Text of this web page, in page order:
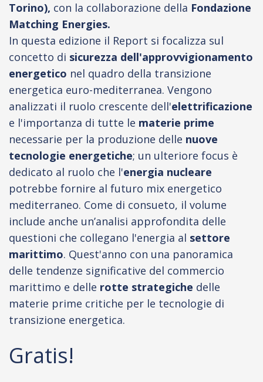
Torino), con la collaborazione della Fondazione
Matching Energies.
In questa edizione il Report si focalizza sul
concetto di sicurezza dell'approvvigionamento
energetico nel quadro della transizione
energetica euro-mediterranea. Vengono
analizzati il ruolo crescente dell'elettrificazione
e l'importanza di tutte le materie prime
necessarie per la produzione delle nuove
tecnologie energetiche; un ulteriore focus è
dedicato al ruolo che l'energia nucleare
potrebbe fornire al futuro mix energetico
mediterraneo. Come di consueto, il volume
include anche un’analisi approfondita delle
questioni che collegano l'energia al settore
marittimo. Quest'anno con una panoramica
delle tendenze significative del commercio
marittimo e delle rotte strategiche delle
materie prime critiche per le tecnologie di
transizione energetica.
Gratis!